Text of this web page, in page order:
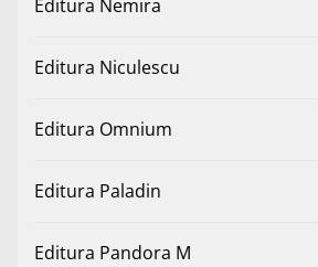
Editura Nemira
Editura Niculescu
Editura Omnium
Editura Paladin
Editura Pandora M